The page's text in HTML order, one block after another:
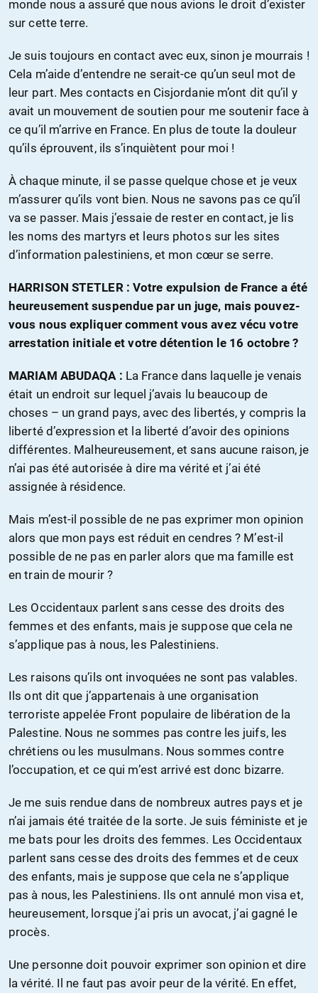
monde nous a assuré que nous avions le droit d’exister
sur cette terre.
Je suis toujours en contact avec eux, sinon je mourrais !
Cela m’aide d’entendre ne serait-ce qu’un seul mot de
leur part. Mes contacts en Cisjordanie m’ont dit qu’il y
avait un mouvement de soutien pour me soutenir face à
ce qu’il m’arrive en France. En plus de toute la douleur
qu’ils éprouvent, ils s’inquiètent pour moi !
À chaque minute, il se passe quelque chose et je veux
m’assurer qu’ils vont bien. Nous ne savons pas ce qu’il
va se passer. Mais j’essaie de rester en contact, je lis
les noms des martyrs et leurs photos sur les sites
d’information palestiniens, et mon cœur se serre.
HARRISON STETLER : Votre expulsion de France a été
heureusement suspendue par un juge, mais pouvez-
vous nous expliquer comment vous avez vécu votre
arrestation initiale et votre détention le 16 octobre ?
MARIAM ABUDAQA : La France dans laquelle je venais
était un endroit sur lequel j’avais lu beaucoup de
choses – un grand pays, avec des libertés, y compris la
liberté d’expression et la liberté d’avoir des opinions
différentes. Malheureusement, et sans aucune raison, je
n’ai pas été autorisée à dire ma vérité et j’ai été
assignée à résidence.
Mais m’est-il possible de ne pas exprimer mon opinion
alors que mon pays est réduit en cendres ? M’est-il
possible de ne pas en parler alors que ma famille est
en train de mourir ?
Les Occidentaux parlent sans cesse des droits des
femmes et des enfants, mais je suppose que cela ne
s’applique pas à nous, les Palestiniens.
Les raisons qu’ils ont invoquées ne sont pas valables.
Ils ont dit que j’appartenais à une organisation
terroriste appelée Front populaire de libération de la
Palestine. Nous ne sommes pas contre les juifs, les
chrétiens ou les musulmans. Nous sommes contre
l’occupation, et ce qui m’est arrivé est donc bizarre.
Je me suis rendue dans de nombreux autres pays et je
n’ai jamais été traitée de la sorte. Je suis féministe et je
me bats pour les droits des femmes. Les Occidentaux
parlent sans cesse des droits des femmes et de ceux
des enfants, mais je suppose que cela ne s’applique
pas à nous, les Palestiniens. Ils ont annulé mon visa et,
heureusement, lorsque j’ai pris un avocat, j’ai gagné le
procès.
Une personne doit pouvoir exprimer son opinion et dire
la vérité. Il ne faut pas avoir peur de la vérité. En effet,